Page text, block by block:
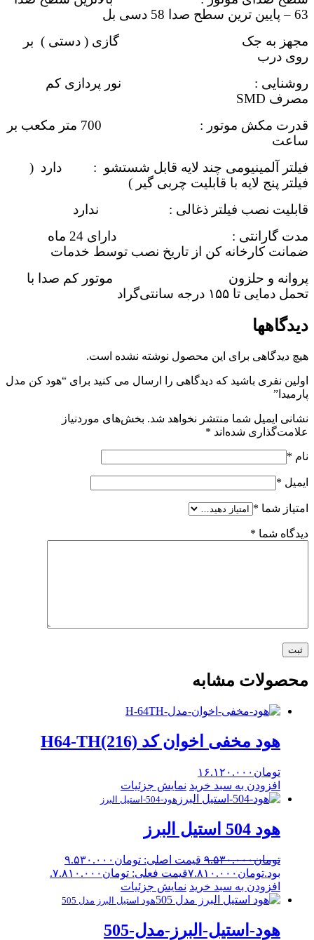
63 – پایین ترین سطح صدا 58 دسی بل
مجهز به جک گازی ( دستی ) بر
روی درب
روشنایی : نور پردازی کم
مصرف SMD
قدرت مکش موتور : 700 متر مکعب بر
ساعت
فیلتر آلمینیومی چند لایه قابل شستشو : دارد (
فیلتر پنج لایه با قابلیت چربی گیر )
قابلیت نصب فیلتر ذغالی : ندارد
مدت گارانتی : دارای 24 ماه
ضمانت کارخانه کن از تاریخ نصب توسط خدمات
پروانه و حلزون موتور کم صدا با
تحمل دمایی تا ۱۵۵ درجه سانتی‌گراد
دیدگاهها
هیچ دیدگاهی برای این محصول نوشته نشده است.
اولین نفری باشید که دیدگاهی را ارسال می کنید برای “هود کن مدل
پارمیدا”
نشانی ایمیل شما منتشر نخواهد شد. بخش‌های موردنیاز
علامت‌گذاری شده‌اند *
نام *
ایمیل *
امتیاز شما *
دیدگاه شما *
محصولات مشابه
هود مخفی اخوان کد H64-TH(216)
تومان ۱۶.۱۲۰.۰۰۰
افزودن به سبد خرید نمایش جزئیات
هود-504-استیل البرز
هود 504 استیل البرز
تومان۹.۵۳۰.۰۰۰
قیمت اصلی: تومان۹.۵۳۰.۰۰۰
بود.تومان ۷.۸۱۰.۰۰۰قیمت فعلی: تومان۷.۸۱۰.۰۰۰.
افزودن به سبد خرید نمایش جزئیات
هود استیل البرز مدل 505
هود-استیل-البرز-مدل-505